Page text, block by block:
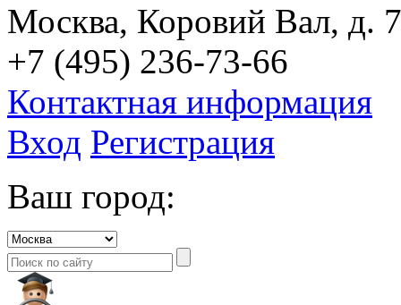
Москва, Коровий Вал, д.
+7 (495) 236-73-66
Контактная информация
Вход Регистрация
Ваш город: